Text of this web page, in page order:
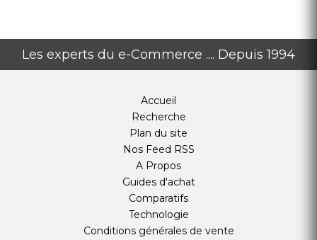
Les experts du e-Commerce .... Depuis 1994
Accueil
Recherche
Plan du site
Nos Feed RSS
A Propos
Guides d'achat
Comparatifs
Technologie
Conditions générales de vente